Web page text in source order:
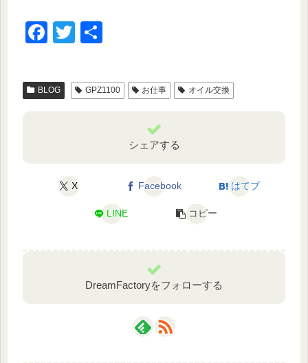
F
c
e
T
tt
er
BLOG GPZ1100 お仕事 オイル交換
シェアする
X Facebook はてブ
LINE コピー
DreamFactoryをフォローする